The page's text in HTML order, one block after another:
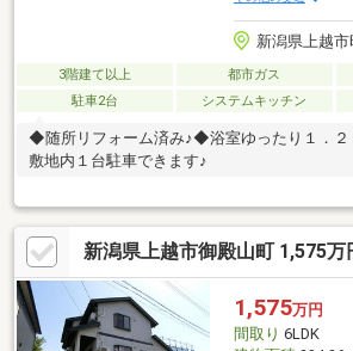
新潟県上越市
3階建て以上 都市ガス
駐車2台
システムキッチン
◆随所リフォーム済み♪◆浴室ゆったり１．２
敷地内１台駐車できます♪
新潟県上越市御殿山町 1,575万
1,575万円
間取り 6LDK